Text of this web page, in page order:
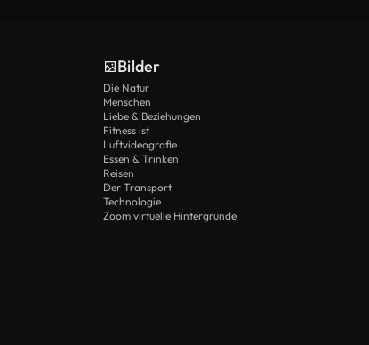
Bilder
Die Natur
Menschen
Liebe & Beziehungen
Fitness ist
Luftvideografie
Essen & Trinken
Reisen
Der Transport
Technologie
Zoom virtuelle Hintergründe